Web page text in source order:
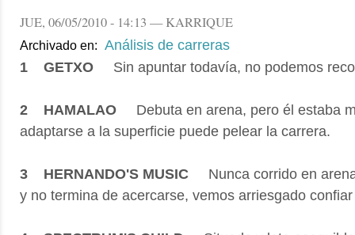
JUE, 06/05/2010 - 14:13 — KARRIQUE
Archivado en: Análisis de carreras
1 GETXO Sin apuntar todavía, no podemos
2 HAMALAO
Debuta en arena, pero él estaba
adaptarse a la superficie puede pelear la carrera.
3 HERNANDO'S MUSIC
Nunca corrido en
y no termina de acercarse, vemos arriesgado